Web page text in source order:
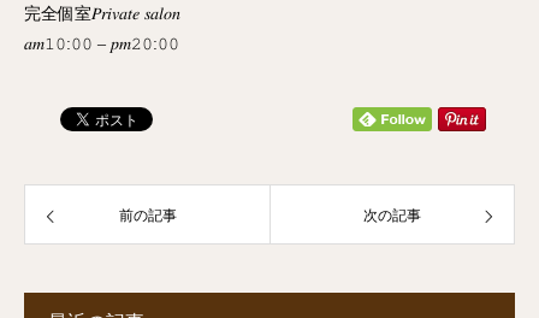
完全個室𝑃𝑟𝑖𝑣𝑎𝑡𝑒 𝑠𝑎𝑙𝑜𝑛
𝑎𝑚𝟷𝟶:𝟶𝟶 – 𝑝𝑚𝟸𝟶:𝟶𝟶
前の記事 次の記事